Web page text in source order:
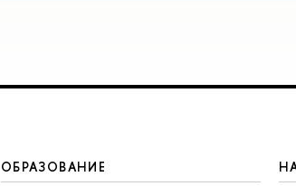
ОБРАЗОВАНИЕ